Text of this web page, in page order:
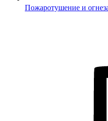
Пожаротушение и